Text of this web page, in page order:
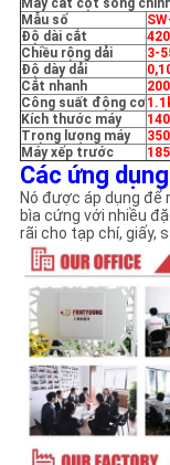
POLICY
Máy cắt cột sống
Mẫu số
Độ dài cắt
Chiều rộng dải
3-
Độ dày dải
Cắt nhanh
Công suất động cơ
Kích thước máy
Trọng lượng máy
Máy xếp trước
Các ứng dụng
Nó được áp dụng
bìa cứng với nhiều
rãi cho tạp chí, giấy,